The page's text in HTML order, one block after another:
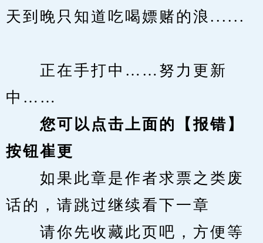
天到晚只知道吃喝嫖赌的浪......
正在手打中……努力更新
中……
您可以点击上面的【报错】
按钮崔更
如果此章是作者求票之类废
话的，请跳过继续看下一章
请你先收藏此页吧，方便等